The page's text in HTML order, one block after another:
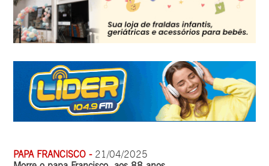
PAPA FRANCISCO -21/04/2025